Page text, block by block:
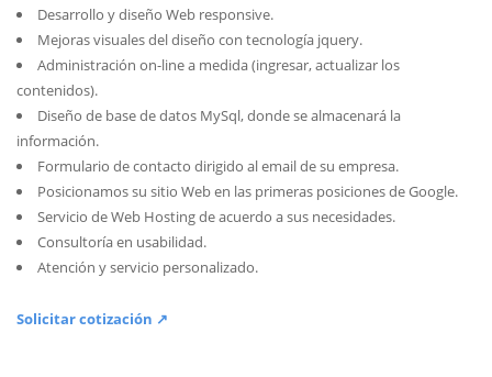
Desarrollo y diseño Web responsive.
Mejoras visuales del diseño con tecnología jquery.
Administración on-line a medida (ingresar, actualizar los
contenidos).
Diseño de base de datos MySql, donde se almacenará la
información.
Formulario de contacto dirigido al email de su empresa.
Posicionamos su sitio Web en las primeras posiciones de Google.
Servicio de Web Hosting de acuerdo a sus necesidades.
Consultoría en usabilidad.
Atención y servicio personalizado.
Solicitar cotización ↗